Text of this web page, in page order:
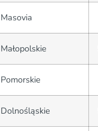
Masovia
Małopolskie
Pomorskie
Dolnośląskie